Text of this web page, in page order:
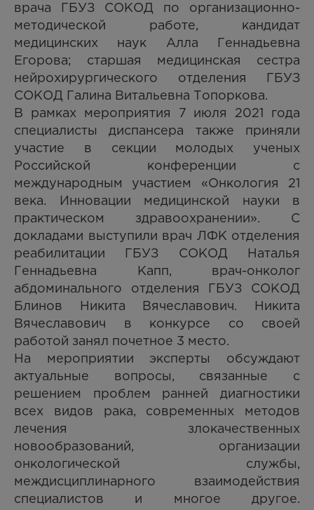
врача ГБУЗ СОКОД по организационно-
методической работе, кандидат
медицинских наук Алла Геннадьевна
Егорова; старшая медицинская сестра
нейрохирургического отделения ГБУЗ
СОКОД Галина Витальевна Топоркова.
В рамках мероприятия 7 июля 2021 года
специалисты диспансера также приняли
участие в секции молодых ученых
Российской конференции с
международным участием «Онкология 21
века. Инновации медицинской науки в
практическом здравоохранении». С
докладами выступили врач ЛФК отделения
реабилитации ГБУЗ СОКОД Наталья
Геннадьевна Капп, врач-онколог
абдоминального отделения ГБУЗ СОКОД
Блинов Никита Вячеславович. Никита
Вячеславович в конкурсе со своей
работой занял почетное 3 место.
На мероприятии эксперты обсуждают
актуальные вопросы, связанные с
решением проблем ранней диагностики
всех видов рака, современных методов
лечения злокачественных
новообразований, организации
онкологической службы,
междисциплинарного взаимодействия
специалистов и многое другое.